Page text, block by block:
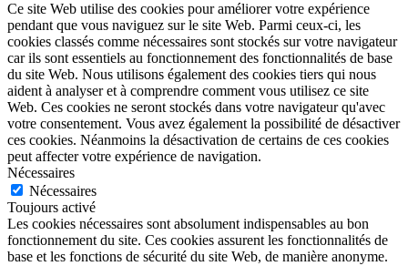
Ce site Web utilise des cookies pour améliorer votre expérience
pendant que vous naviguez sur le site Web. Parmi ceux-ci, les
cookies classés comme nécessaires sont stockés sur votre navigateur
car ils sont essentiels au fonctionnement des fonctionnalités de base
du site Web. Nous utilisons également des cookies tiers qui nous
aident à analyser et à comprendre comment vous utilisez ce site
Web. Ces cookies ne seront stockés dans votre navigateur qu'avec
votre consentement. Vous avez également la possibilité de désactiver
ces cookies. Néanmoins la désactivation de certains de ces cookies
peut affecter votre expérience de navigation.
Nécessaires
Nécessaires
Toujours activé
Les cookies nécessaires sont absolument indispensables au bon
fonctionnement du site. Ces cookies assurent les fonctionnalités de
base et les fonctions de sécurité du site Web, de manière anonyme.